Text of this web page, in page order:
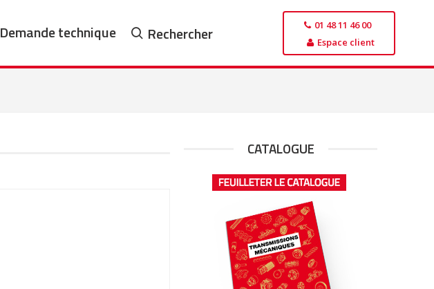
Demande technique Rechercher
01 48 11 46 00
Espace client
CATALOGUE